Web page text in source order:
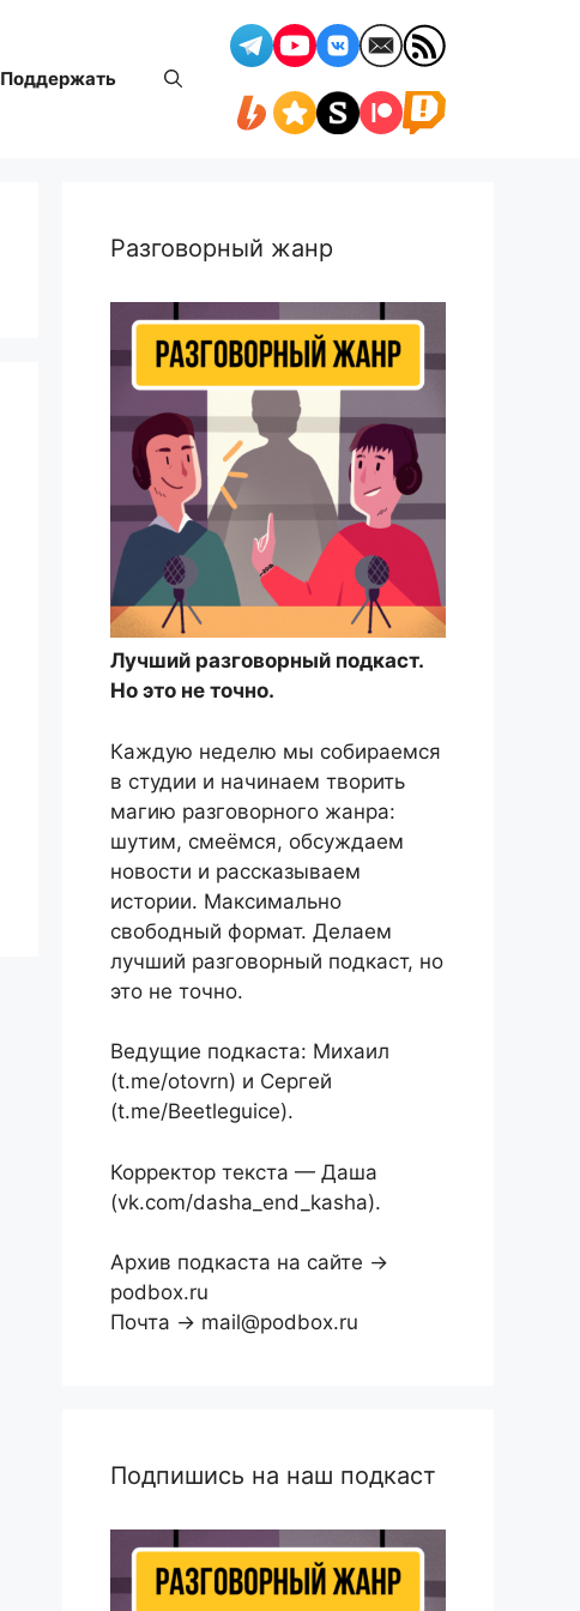
Поддержать
Разговорный жанр
Лучший разговорный подкаст.
Но это не точно.
Каждую неделю мы собираемся
в студии и начинаем творить
магию разговорного жанра:
шутим, смеёмся, обсуждаем
новости и рассказываем
истории. Максимально
свободный формат. Делаем
лучший разговорный подкаст, но
это не точно.
Ведущие подкаста: Михаил
(t.me/otovrn) и Сергей
(t.me/Beetleguice).
Корректор текста — Даша
(vk.com/dasha_end_kasha).
Архив подкаста на сайте →
podbox.ru
Почта → mail@podbox.ru
Подпишись на наш подкаст